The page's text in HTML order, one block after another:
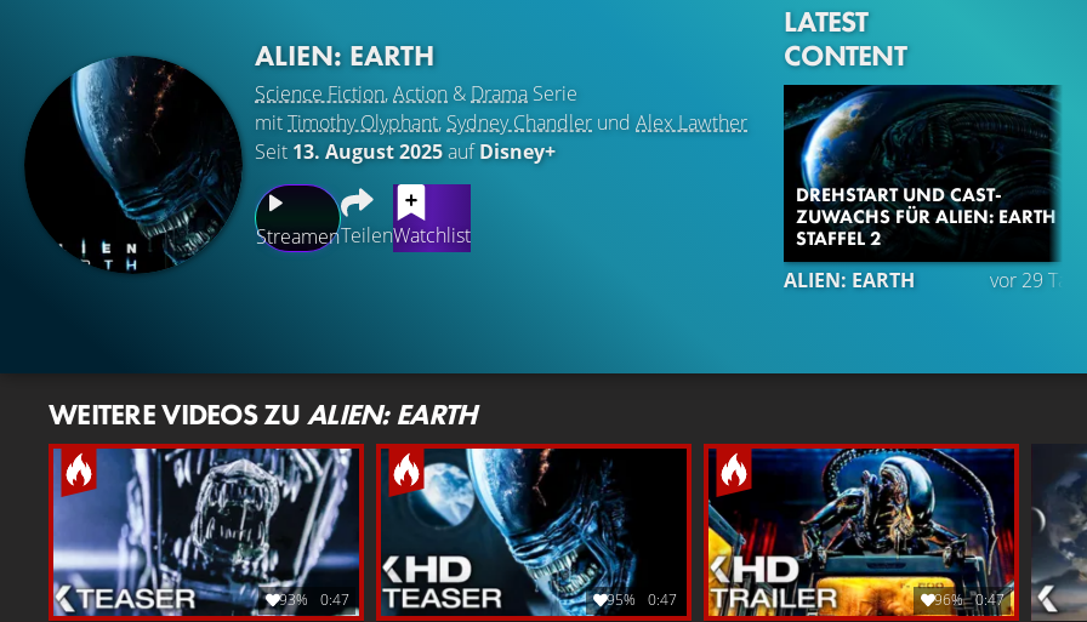
ALIEN: EARTH
Science Fiction,Action & Drama Serie
mitTimothy Olyphant, Sydney Chandler und Alex Lawther
Seit 13. August 2025aufDisney+
StreamenTeilenWatchlist
LATEST
CONTENT
DREHSTART UND CAST-
ZUWACHS FÜR ALIEN: EARTH
STAFFEL 2
ALIEN: EARTH vor 29 Tagen
WEITERE VIDEOS ZUALIEN: EARTH
93% 0:47 95% 0:47 96% 0:47